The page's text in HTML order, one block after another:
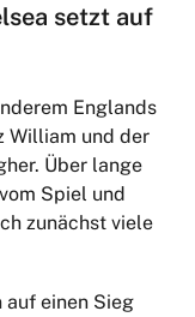
setzt auf
Englands
William und der
Über lange
Spiel und
zunächst viele
auf einen Sieg